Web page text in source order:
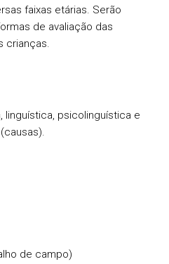
faixas etárias. Serão
de avaliação das
crianças.
linguística, psicolinguística e
de campo)